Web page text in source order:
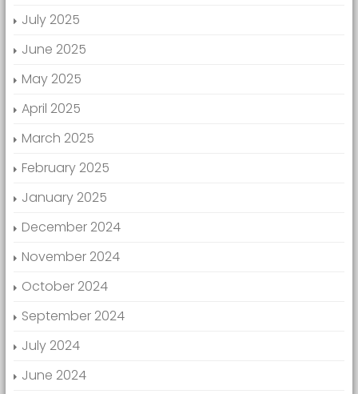
July 2025
June 2025
May 2025
April 2025
March 2025
February 2025
January 2025
December 2024
November 2024
October 2024
September 2024
July 2024
June 2024